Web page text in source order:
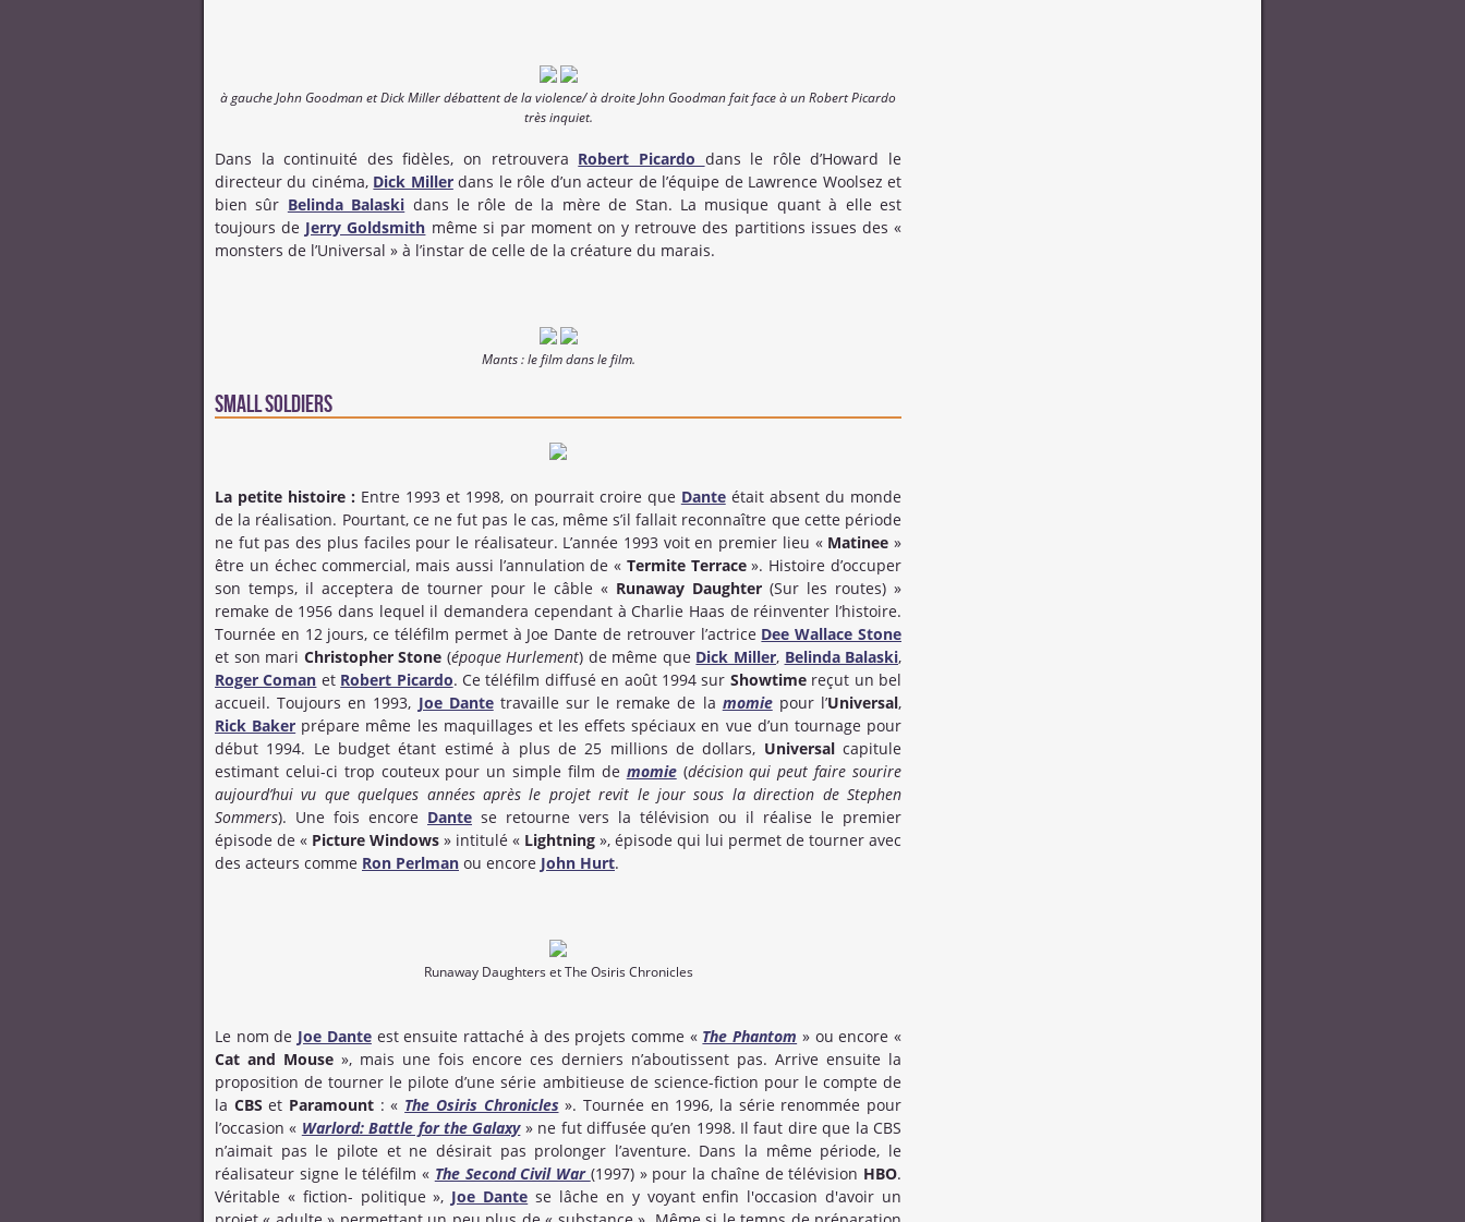
à gauche John Goodman et Dick Miller débattent de la violence/ à droite John Goodman fait face à un Robert Picardo
très inquiet.
Dans la continuité des fidèles, on retrouvera Robert Picardo dans le rôle d’Howard le
directeur du cinéma, Dick Millerdans le rôle d’un acteur de l’équipe de Lawrence Woolsez et
bien sûr Belinda Balaski dans le rôle de la mère de Stan. La musique quant à elle est
toujours de Jerry Goldsmith même si par moment on y retrouve des partitions issues des «
monsters de l’Universal » à l’instar de celle de la créature du marais.
Mants : le film dans le film.
Small Soldiers
La petite histoire : Entre 1993 et 1998, on pourrait croire que Danteétait absent du monde
de la réalisation. Pourtant, ce ne fut pas le cas, même s’il fallait reconnaître que cette période
ne fut pas des plus faciles pour le réalisateur. L’année 1993 voit en premier lieu « Matinee »
être un échec commercial, mais aussi l’annulation de « Termite Terrace». Histoire d’occuper
son temps, il acceptera de tourner pour le câble « Runaway Daughter (Sur les routes) »
remake de 1956 dans lequel il demandera cependant à Charlie Haas de réinventer l’histoire.
Tournée en 12 jours, ce téléfilm permet à Joe Dante de retrouver l’actrice Dee Wallace Stone
et son mari Christopher Stone (époque Hurlement) de même que Dick Miller, Belinda Balaski,
Roger Coman et Robert Picardo. Ce téléfilm diffusé en août 1994 sur Showtime reçut un bel
accueil. Toujours en 1993, Joe Dantetravaille sur le remake de la momiepour l’Universal,
Rick Baker prépare même les maquillages et les effets spéciaux en vue d’un tournage pour
début 1994. Le budget étant estimé à plus de 25 millions de dollars, Universalcapitule
estimant celui-ci trop couteux pour un simple film de momie(décision qui peut faire sourire
aujourd’hui vu que quelques années après le projet revit le jour sous la direction de Stephen
Sommers). Une fois encore Dante se retourne vers la télévision ou il réalise le premier
épisode de « Picture Windows » intitulé « Lightning », épisode qui lui permet de tourner avec
des acteurs comme Ron Perlman ou encore John Hurt.
Runaway Daughters et The Osiris Chronicles
Le nom de Joe Danteest ensuite rattaché à des projets comme « The Phantom » ou encore «
Cat and Mouse », mais une fois encore ces derniers n’aboutissent pas. Arrive ensuite la
proposition de tourner le pilote d’une série ambitieuse de science-fiction pour le compte de
la CBS et Paramount : « The Osiris Chronicles ». Tournée en 1996, la série renommée pour
l’occasion « Warlord: Battle for the Galaxy» ne fut diffusée qu’en 1998. Il faut dire que la CBS
n’aimait pas le pilote et ne désirait pas prolonger l’aventure. Dans la même période, le
réalisateur signe le téléfilm « The Second Civil War (1997) » pour la chaîne de télévision HBO.
Véritable « fiction- politique », Joe Dante se lâche en y voyant enfin l'occasion d'avoir un